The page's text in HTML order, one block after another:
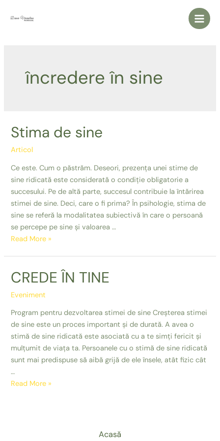
Main
încredere în sine
Stima de sine
Articol
Ce este. Cum o păstrăm. Deseori, prezența unei stime de
sine ridicată este considerată o condiție obligatorie a
succesului. Pe de altă parte, succesul contribuie la întărirea
stimei de sine. Deci, care o fi prima? În psihologie, stima de
sine se referă la modalitatea subiectivă în care o persoană
se percepe pe sine și valoarea …
Stima
Read More »
CREDE ÎN TINE
Eveniment
Program pentru dezvoltarea stimei de sine Creșterea stimei
de sine este un proces important și de durată. A avea o
stimă de sine ridicată este asociată cu a te simți fericit și
mulțumit de viața ta. Persoanele cu o stimă de sine ridicată
sunt mai predispuse să aibă grijă de ele însele, atât fizic cât
…
CREDE
Read More »
Acasă